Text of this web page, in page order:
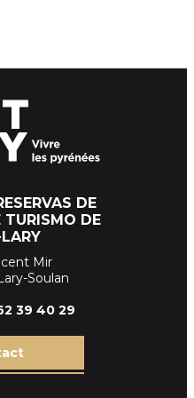
DE
TURISMO DE
Mir
Soulan
39 40 29